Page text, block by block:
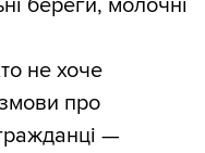
не хоче
про
—